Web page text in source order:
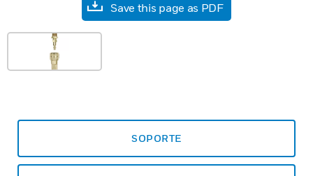
Save this page as PDF
SOPORTE